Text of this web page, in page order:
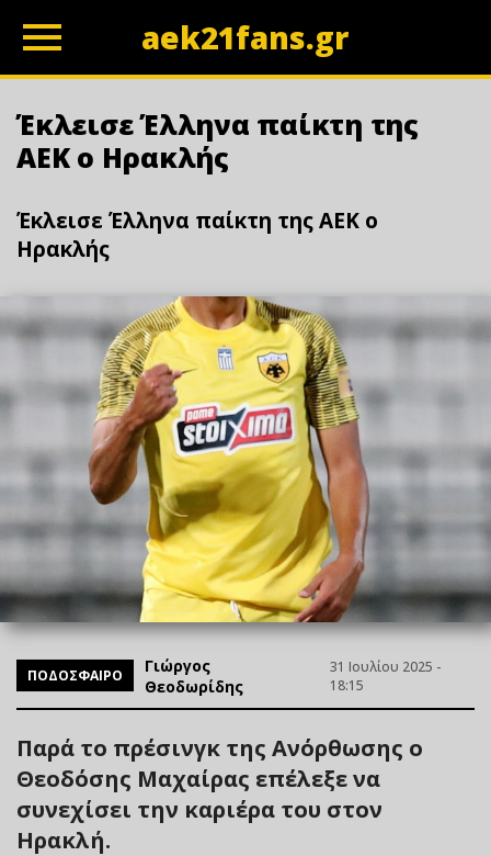
aek21fans.gr
Έκλεισε Έλληνα παίκτη της
ΑΕΚ ο Ηρακλής
Έκλεισε Έλληνα παίκτη της ΑΕΚ ο
Ηρακλής
ΠΟΔΟΣΦΑΙΡΟ
Γιώργος
Θεοδωρίδης
31 Ιουλίου 2025 -
18:15
Παρά το πρέσινγκ της Ανόρθωσης ο
Θεοδόσης Μαχαίρας επέλεξε να
συνεχίσει την καριέρα του στον
Ηρακλή.